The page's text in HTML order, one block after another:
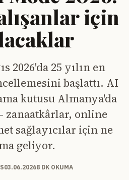
için
2026'da 25 yılın en
başlattı. AI
kutusu Almanya'da
online
sağlayıcılar için ne
geliyor.
03.06.20268 DK OKUMA